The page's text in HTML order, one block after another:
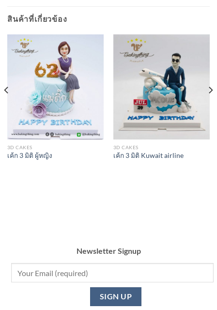
สินค้าที่เกี่ยวข้อง
3D CAKES
เค้ก 3 มิติ ผู้หญิง
3D CAKES
เค้ก 3 มิติ Kuwait airline
Newsletter Signup